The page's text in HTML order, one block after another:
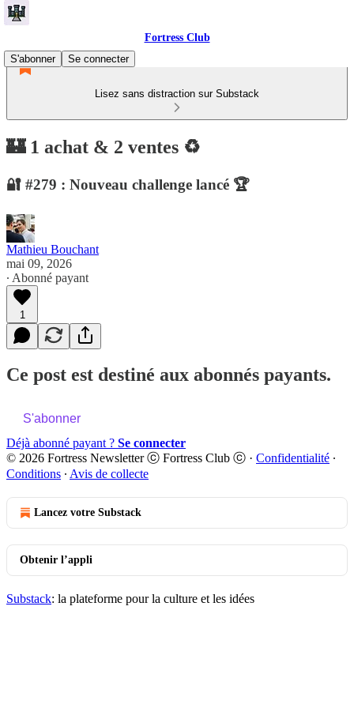
Fortress Club
S'abonner
Se connecter
Lisez sans distraction sur Substack
🏰 1 achat & 2 ventes ♻️
🔐 #279 : Nouveau challenge lancé 🏆
Mathieu Bouchant
mai 09, 2026
∙ Abonné payant
1
Ce post est destiné aux abonnés payants.
S'abonner
Déjà abonné payant ? Se connecter
© 2026 Fortress Newsletter ⓒ Fortress Club ⓒ · Confidentialité ∙
Conditions ∙ Avis de collecte
Lancez votre Substack
Obtenir l’appli
Substack: la plateforme pour la culture et les idées